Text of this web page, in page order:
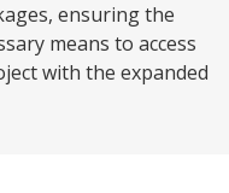
ensuring the
means to access
with the expanded